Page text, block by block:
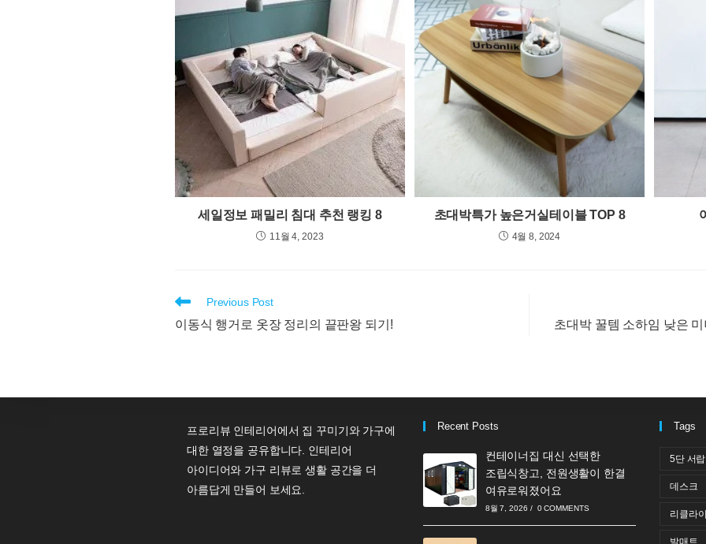
세일정보 패밀리 침대 추천 랭킹 8
11월 4, 2023
초대박특가 높은거실테이블 TOP 8
4월 8, 2024
Read
articles
Previous Post
이동식 행거로 옷장 정리의 끝판왕 되기! 초대박 꿀템 소하임 낮은
프로리뷰 인테리어에서 집 꾸미기와 가구에
대한 열정을 공유합니다. 인테리어
아이디어와 가구 리뷰로 생활 공간을 더
아름답게 만들어 보세요.
Recent Posts
컨테이너집 대신 선택한
조립식창고, 전원생활이 한결
여유로워졌어요
8월 7, 2026 / 0 COMMENTS
Tags
5단 서
데스크
리클라